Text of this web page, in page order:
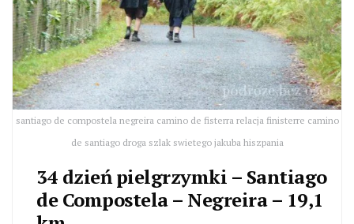
santiago de compostela negreira camino de fisterra relacja finisterre camino
de santiago droga szlak swietego jakuba hiszpania
34 dzień pielgrzymki – Santiago
de Compostela – Negreira – 19,1